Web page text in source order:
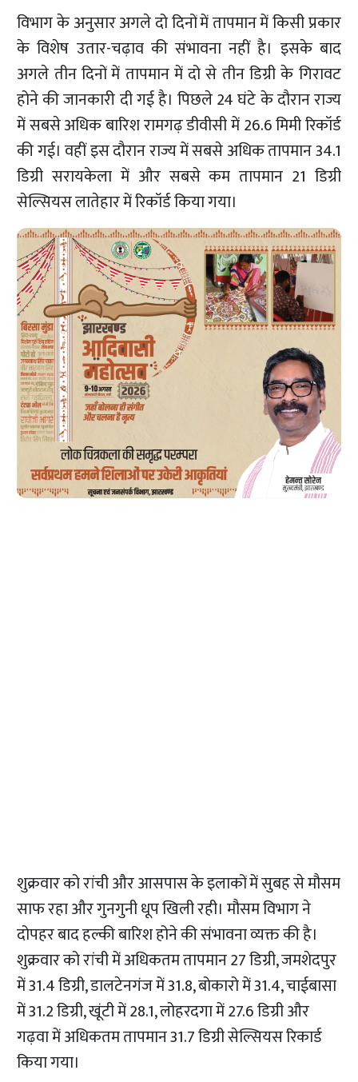
विभाग के अनुसार अगले दो दिनों में तापमान में किसी प्रकार
के विशेष उतार-चढ़ाव की संभावना नहीं है। इसके बाद
अगले तीन दिनों में तापमान में दो से तीन डिग्री के गिरावट
होने की जानकारी दी गई है। पिछले 24 घंटे के दौरान राज्य
में सबसे अधिक बारिश रामगढ़ डीवीसी में 26.6 मिमी रिकॉर्ड
की गई। वहीं इस दौरान राज्य में सबसे अधिक तापमान 34.1
डिग्री सरायकेला में और सबसे कम तापमान 21 डिग्री
सेल्सियस लातेहार में रिकॉर्ड किया गया।
शुक्रवार को रांची और आसपास के इलाकों में सुबह से मौसम
साफ रहा और गुनगुनी धूप खिली रही। मौसम विभाग ने
दोपहर बाद हल्की बारिश होने की संभावना व्यक्त की है।
शुक्रवार को रांची में अधिकतम तापमान 27 डिग्री, जमशेदपुर
में 31.4 डिग्री, डालटेनगंज में 31.8, बोकारो में 31.4, चाईबासा
में 31.2 डिग्री, खूंटी में 28.1, लोहरदगा में 27.6 डिग्री और
गढ़वा में अधिकतम तापमान 31.7 डिग्री सेल्सियस रिकार्ड
किया गया।